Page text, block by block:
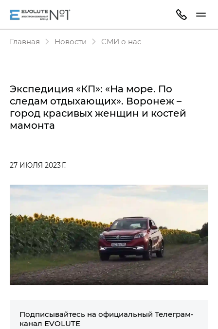
Главная Новости СМИ о нас
Экспедиция «КП»: «На море. По
следам отдыхающих». Воронеж –
город красивых женщин и костей
мамонта
27 ИЮЛЯ 2023 Г.
Подписывайтесь на официальный Телеграм-
канал EVOLUTE